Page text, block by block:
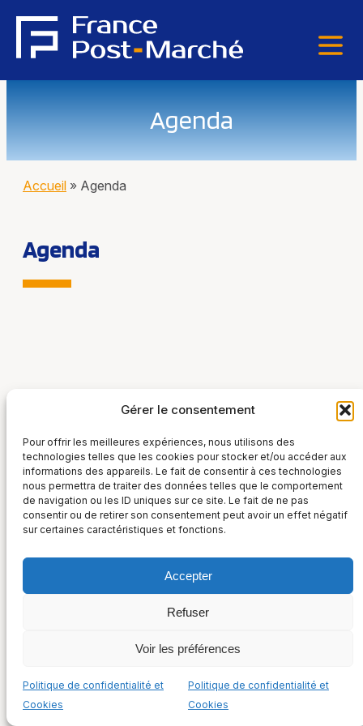
Gérer le consentement
Pour offrir les meilleures expériences, nous utilisons des
technologies telles que les cookies pour stocker et/ou accéder aux
informations des appareils. Le fait de consentir à ces technologies
nous permettra de traiter des données telles que le comportement
de navigation ou les ID uniques sur ce site. Le fait de ne pas
consentir ou de retirer son consentement peut avoir un effet négatif
sur certaines caractéristiques et fonctions.
Accepter
Refuser
Voir les préférences
Politique de confidentialité et
Cookies
Politique de confidentialité et
Cookies
Agenda
Accueil » Agenda
Agenda
France Post-Marché
36, rue Taitbout – 75009 Paris
+33 (0) 1 48 00 52 01
Suivez-nous sur :